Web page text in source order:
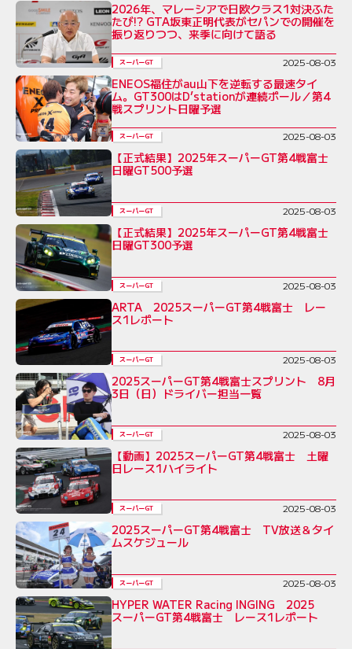
2026年、マレーシアで日欧クラス1対決ふた
たび!? GTA坂東正明代表がセパンでの開催を
振り返りつつ、来季に向けて語る
スーパーGT 2025-08-03
ENEOS福住がau山下を逆転する最速タイ
ム。GT300はD’stationが連続ポール／第4
戦スプリント日曜予選
スーパーGT 2025-08-03
【正式結果】2025年スーパーGT第4戦富士
日曜GT500予選
スーパーGT 2025-08-03
【正式結果】2025年スーパーGT第4戦富士
日曜GT300予選
スーパーGT 2025-08-03
ARTA 2025スーパーGT第4戦富士 レー
ス1レポート
スーパーGT 2025-08-03
2025スーパーGT第4戦富士スプリント 8月
3日（日）ドライバー担当一覧
スーパーGT 2025-08-03
【動画】2025スーパーGT第4戦富士 土曜
日レース1ハイライト
スーパーGT 2025-08-03
2025スーパーGT第4戦富士 TV放送＆タイ
ムスケジュール
スーパーGT 2025-08-03
HYPER WATER Racing INGING 2025
スーパーGT第4戦富士 レース1レポート